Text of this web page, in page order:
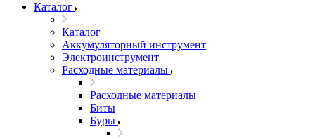
Каталог
Каталог
Аккумуляторный инструмент
Электроинструмент
Расходные материалы
Расходные материалы
Биты
Буры